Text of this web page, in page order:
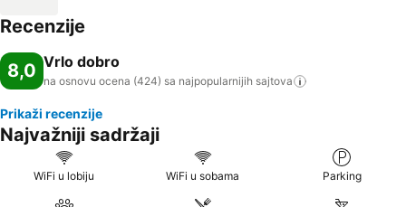
Recenzije
8,0 Vrlo dobro
na osnovu ocena (424) sa najpopularnijih sajtova
Prikaži recenzije
Najvažniji sadržaji
WiFi u lobiju WiFi u sobama Parking